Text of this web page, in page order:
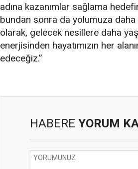
adına kazanımlar sağlama
bundan sonra da yolumuza
olarak, gelecek nesillere daha
enerjisinden hayatımızın her
edeceğiz.”
HABERE YORUM